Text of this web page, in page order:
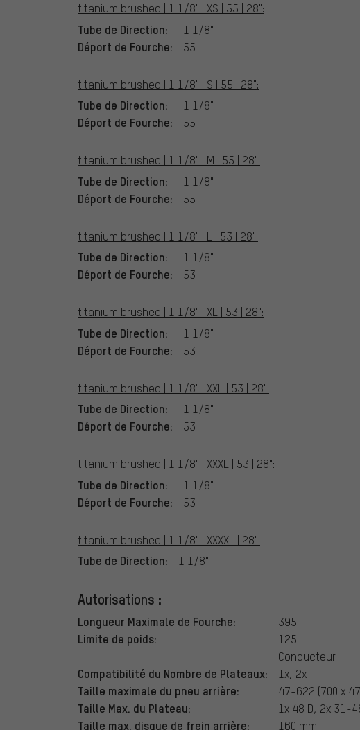
titanium brushed | 1 1/8" | XS | 55 | 28":
Tube de Direction: 1 1/8"
Déport de Fourche: 55
titanium brushed | 1 1/8" | S | 55 | 28":
Tube de Direction: 1 1/8"
Déport de Fourche: 55
titanium brushed | 1 1/8" | M | 55 | 28":
Tube de Direction: 1 1/8"
Déport de Fourche: 55
titanium brushed | 1 1/8" | L | 53 | 28":
Tube de Direction: 1 1/8"
Déport de Fourche: 53
titanium brushed | 1 1/8" | XL | 53 | 28":
Tube de Direction: 1 1/8"
Déport de Fourche: 53
titanium brushed | 1 1/8" | XXL | 53 | 28":
Tube de Direction: 1 1/8"
Déport de Fourche: 53
titanium brushed | 1 1/8" | XXXL | 53 | 28":
Tube de Direction: 1 1/8"
Déport de Fourche: 53
titanium brushed | 1 1/8" | XXXXL | 28":
Tube de Direction: 1 1/8"
Autorisations :
Longueur Maximale de Fourche: 395
Limite de poids:
125
Conducteur
Compatibilité du Nombre de Plateaux: 1x, 2x
Taille maximale du pneu arrière: 47-622 (700 x
Taille Max. du Plateau: 1x 48 D, 2x 31-
Taille max. disque de frein arrière: 160 mm